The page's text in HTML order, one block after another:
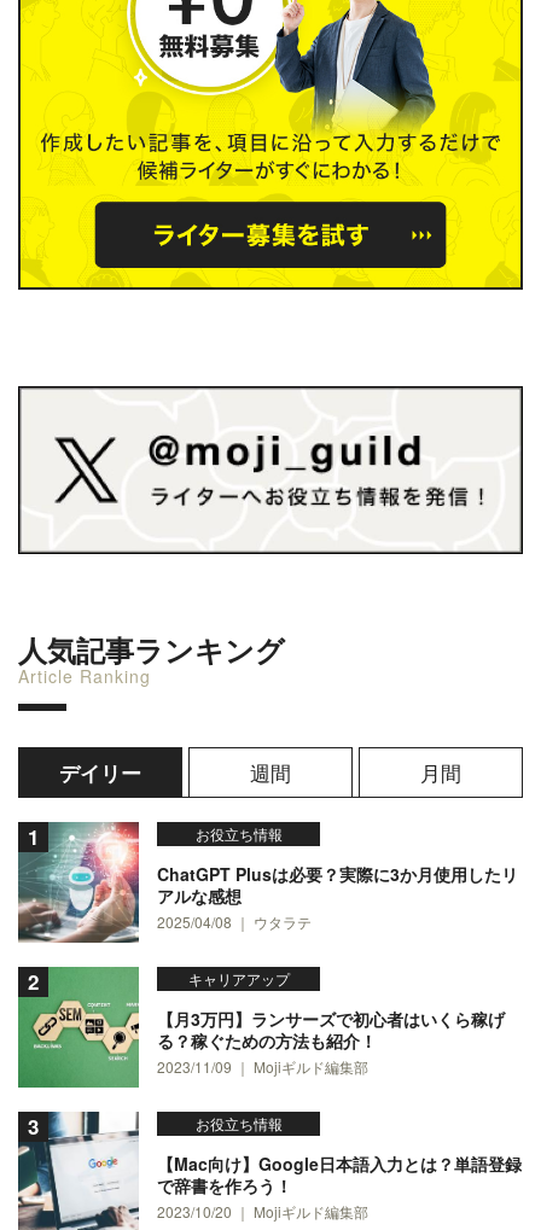
人気記事ランキング
Article Ranking
デイリー 週間 月間
お役立ち情報
ChatGPT Plusは必要？実際に3か月使用したリ
アルな感想
2025/04/08 ｜ ウタラテ
キャリアアップ
【月3万円】ランサーズで初心者はいくら稼げ
る？稼ぐための方法も紹介！
2023/11/09 ｜ Mojiギルド編集部
お役立ち情報
【Mac向け】Google日本語入力とは？単語登録
で辞書を作ろう！
2023/10/20 ｜ Mojiギルド編集部